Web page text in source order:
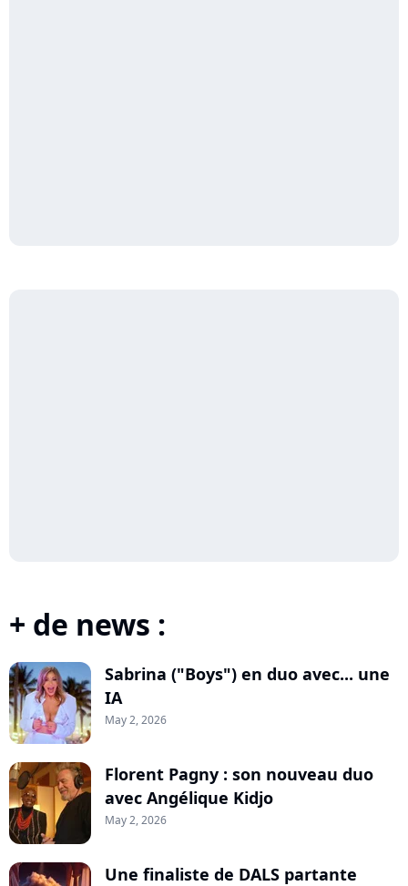
+ de news :
Sabrina ("Boys") en duo avec... une
IA
May 2, 2026
Florent Pagny : son nouveau duo
avec Angélique Kidjo
May 2, 2026
Une finaliste de DALS partante